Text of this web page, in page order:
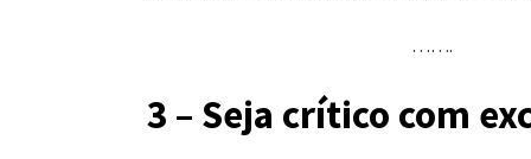
…….
3 – Seja crítico com